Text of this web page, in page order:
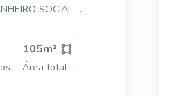
SOCIAL -
AREA DE SERVIÇO -
- QUARTO DE
DE EMPREGADA -
105m²
Área total